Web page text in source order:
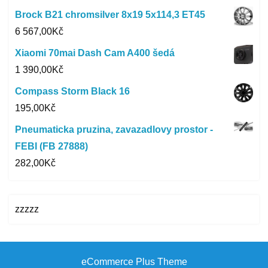
Brock B21 chromsilver 8x19 5x114,3 ET45
6 567,00Kč
Xiaomi 70mai Dash Cam A400 šedá
1 390,00Kč
Compass Storm Black 16
195,00Kč
Pneumaticka pruzina, zavazadlovy prostor -
FEBI (FB 27888)
282,00Kč
zzzzz
eCommerce Plus Theme